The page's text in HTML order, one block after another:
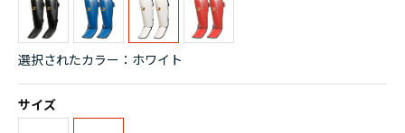
選択されたカラー：ホワイト
サイズ